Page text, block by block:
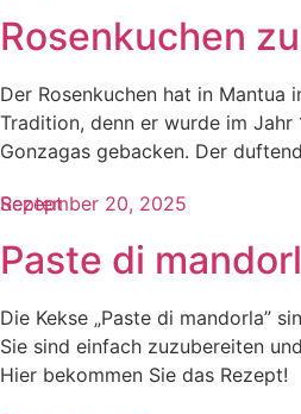
Rosenkuchen
Der Rosenkuchen hat in Mantua
Tradition, denn er wurde im
Gonzagas gebacken. Der
Rezept
Paste di
Die Kekse „Paste di mandorla”
Sie sind einfach zuzubereiten
Hier bekommen Sie das Rezept!
September 20, 2025